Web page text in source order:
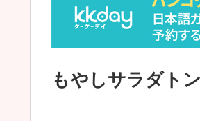
もやしサラダト